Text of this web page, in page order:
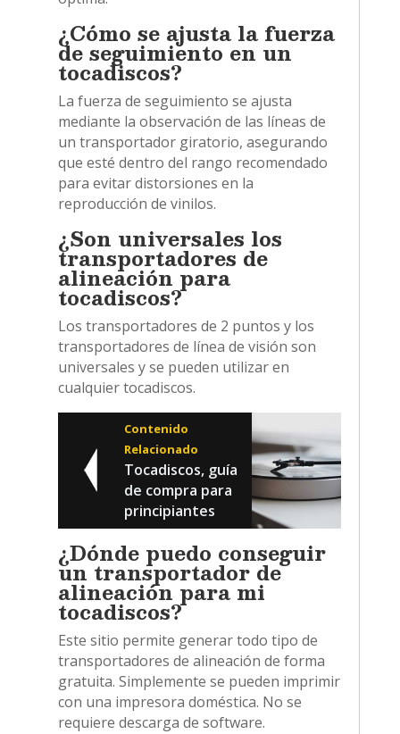
¿Cómo se ajusta la fuerza
de seguimiento en un
tocadiscos?
La fuerza de seguimiento se ajusta
mediante la observación de las líneas de
un transportador giratorio, asegurando
que esté dentro del rango recomendado
para evitar distorsiones en la
reproducción de vinilos.
¿Son universales los
transportadores de
alineación para
tocadiscos?
Los transportadores de 2 puntos y los
transportadores de línea de visión son
universales y se pueden utilizar en
cualquier tocadiscos.
Contenido
Relacionado
Tocadiscos, guía
de compra para
principiantes
¿Dónde puedo conseguir
un transportador de
alineación para mi
tocadiscos?
Este sitio permite generar todo tipo de
transportadores de alineación de forma
gratuita. Simplemente se pueden imprimir
con una impresora doméstica. No se
requiere descarga de software.